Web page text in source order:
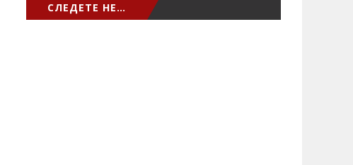
СЛЕДЕТЕ НЕ…